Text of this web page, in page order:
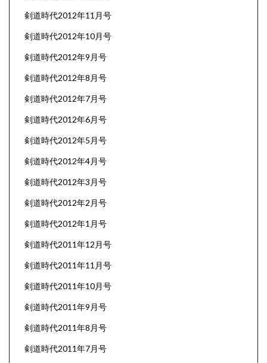
剣道時代2012年11月号
剣道時代2012年10月号
剣道時代2012年9月号
剣道時代2012年8月号
剣道時代2012年7月号
剣道時代2012年6月号
剣道時代2012年5月号
剣道時代2012年4月号
剣道時代2012年3月号
剣道時代2012年2月号
剣道時代2012年1月号
剣道時代2011年12月号
剣道時代2011年11月号
剣道時代2011年10月号
剣道時代2011年9月号
剣道時代2011年8月号
剣道時代2011年7月号